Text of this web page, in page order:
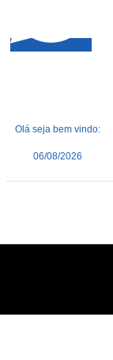
Olá seja bem vindo:
06/08/2026